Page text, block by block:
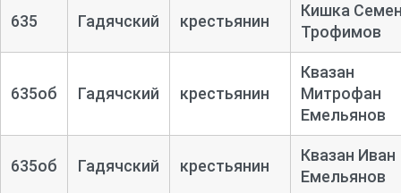
635 Гадячский крестьянин
Кишка
Трофимов
635об Гадячский крестьянин
Квазан
Митрофан
Емельянов
635об Гадячский крестьянин
Квазан Иван
Емельянов